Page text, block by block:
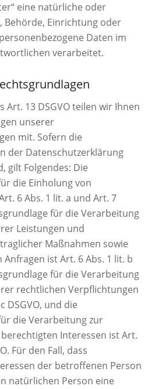
eine natürliche oder
Behörde, Einrichtung oder
Daten im
verarbeitet.
Art. 13 DSGVO teilen wir Ihnen
unserer
mit. Sofern die
der Datenschutzerklärung
gilt Folgendes: Die
die Einholung von
6 Abs. 1 lit. a und Art. 7
für die Verarbeitung
Leistungen und
Maßnahmen sowie
ist Art. 6 Abs. 1 lit. b
für die Verarbeitung
rechtlichen Verpflichtungen
DSGVO, und die
die Verarbeitung zur
Interessen ist Art.
Für den Fall, dass
der betroffenen Person
natürlichen Person eine